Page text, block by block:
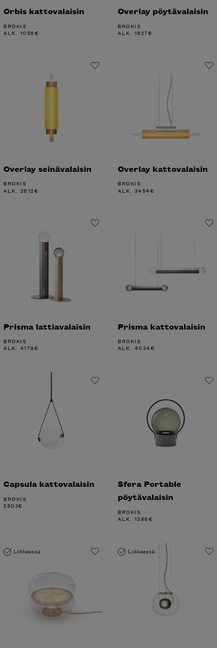
Orbis kattovalaisin
BROKIS
ALK. 1056€
Overlay pöytävalaisin
BROKIS
ALK. 1827€
Overlay seinävalaisin
BROKIS
ALK. 2612€
Overlay kattovalaisin
BROKIS
ALK. 3454€
Prisma lattiavalaisin
BROKIS
ALK. 4178€
Prisma kattovalaisin
BROKIS
ALK. 4034€
Capsula kattovalaisin
BROKIS
2503€
Sfera Portable
pöytävalaisin
BROKIS
ALK. 1386€
Liikkeessä Liikkeessä